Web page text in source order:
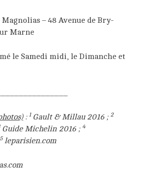
Magnolias – 48 Avenue de Bry-
Marne
le Samedi midi, le Dimanche et
:1 Gault & Millau 2016 ; 2
Guide Michelin 2016 ; 4
5leparisien.com